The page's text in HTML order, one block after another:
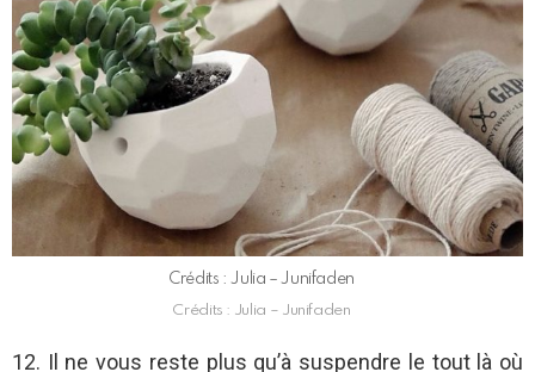
Crédits : Julia – Junifaden
Crédits : Julia – Junifaden
12. Il ne vous reste plus qu’à suspendre le tout là où